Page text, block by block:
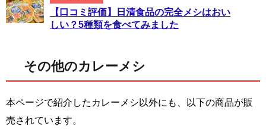
【口コミ評価】日清食品の完全メシはおい
しい？5種類を食べてみました
その他のカレーメシ
本ページで紹介したカレーメシ以外にも、以下の商品が販
売されています。